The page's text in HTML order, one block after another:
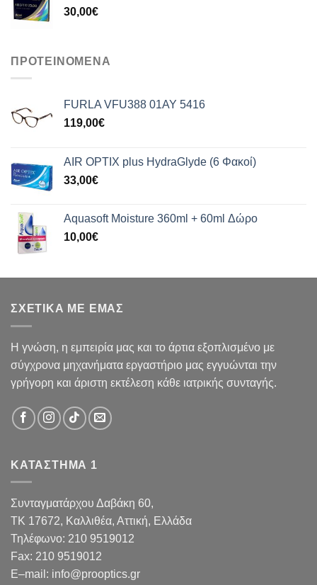
30,00€
ΠΡΟΤΕΙΝΟΜΕΝΑ
FURLA VFU388 01AY 5416
119,00€
AIR OPTIX plus HydraGlyde (6 Φακοί)
33,00€
Aquasoft Moisture 360ml + 60ml Δώρο
10,00€
ΣΧΕΤΙΚΑ ΜΕ ΕΜΑΣ
Η γνώση, η εμπειρία μας και το άρτια εξοπλισμένο με
σύγχρονα μηχανήματα εργαστήριο μας εγγυώνται την
γρήγορη και άριστη εκτέλεση κάθε ιατρικής συνταγής.
ΚΑΤΑΣΤΗΜΑ 1
Συνταγματάρχου Δαβάκη 60,
TK 17672, Καλλιθέα, Αττική, Ελλάδα
Τηλέφωνο: 210 9519012
Fax: 210 9519012
E–mail : info@prooptics.gr